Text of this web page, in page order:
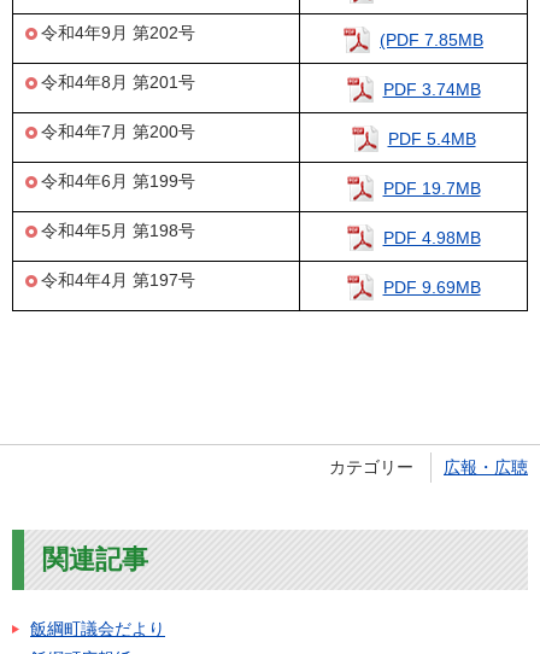
令和4年9月 第202号 (PDF 7.85MB
令和4年8月 第201号 PDF 3.74MB
令和4年7月 第200号 PDF 5.4MB
令和4年6月 第199号 PDF 19.7MB
令和4年5月 第198号 PDF 4.98MB
令和4年4月 第197号 PDF 9.69MB
カテゴリー 広報・広聴
関連記事
飯綱町議会だより